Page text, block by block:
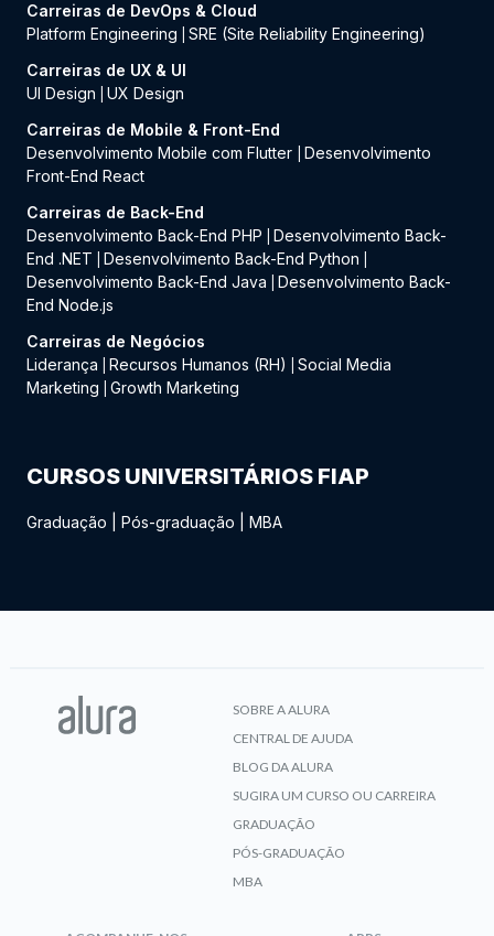
Carreiras de DevOps & Cloud
Platform Engineering
SRE (Site Reliability Engineering)
Carreiras de UX & UI
UI Design
UX Design
Carreiras de Mobile & Front-End
Desenvolvimento Mobile com Flutter
Desenvolvimento
Front-End React
Carreiras de Back-End
Desenvolvimento Back-End PHP
Desenvolvimento Back-
End .NET
Desenvolvimento Back-End Python
Desenvolvimento Back-End Java
Desenvolvimento Back-
End Node.js
Carreiras de Negócios
Liderança
Recursos Humanos (RH)
Social Media
Marketing
Growth Marketing
CURSOS UNIVERSITÁRIOS FIAP
Graduação Pós-graduação MBA
SOBRE A ALURA
CENTRAL DE AJUDA
BLOG DA ALURA
SUGIRA UM CURSO OU CARREIRA
GRADUAÇÃO
PÓS-GRADUAÇÃO
MBA